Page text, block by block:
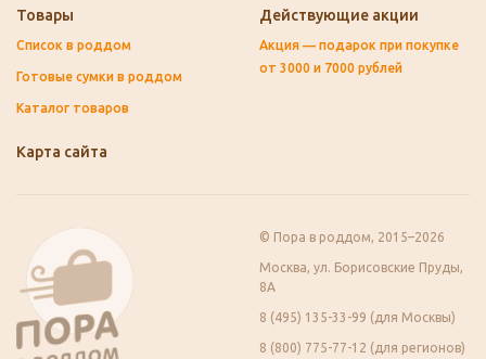
Товары
Список в роддом
Готовые сумки в роддом
Каталог товаров
Действующие акции
Акция — подарок при покупке
от 3000 и 7000 рублей
Карта сайта
© Пора в роддом, 2015–2026
Москва, ул. Борисовские Пруды,
8А
8 (495) 135-33-99 (для Москвы)
8 (800) 775-77-12 (для регионов)